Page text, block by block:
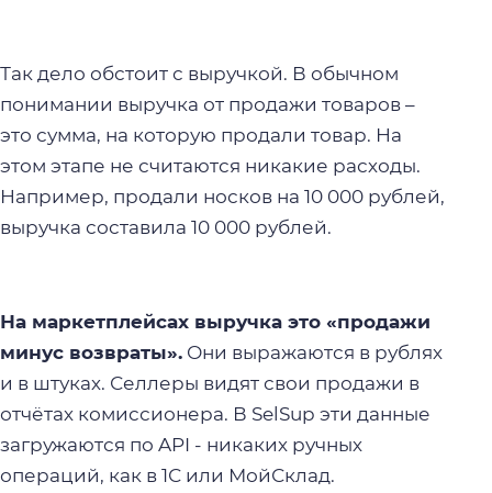
Так дело обстоит с выручкой. В обычном
понимании выручка от продажи товаров –
это сумма, на которую продали товар. На
этом этапе не считаются никакие расходы.
Например, продали носков на 10 000 рублей,
выручка составила 10 000 рублей.
На маркетплейсах выручка это «продажи
минус возвраты». Они выражаются в рублях
и в штуках. Селлеры видят свои продажи в
отчётах комиссионера. В SelSup эти данные
загружаются по API - никаких ручных
операций, как в 1С или МойСклад.